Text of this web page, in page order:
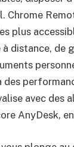
Chrome
plus
à distance, de
des
avec des
AnyDesk,